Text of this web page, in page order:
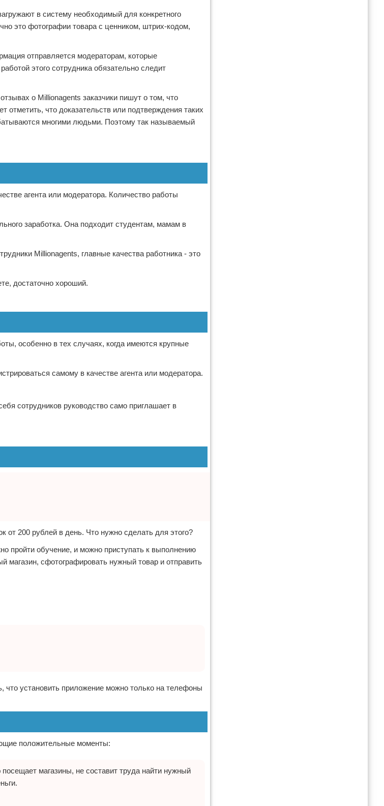
в систему необходимый для конкретного
это фотографии товара с ценником, штрих-кодом,
отправляется модераторам, которые
этого сотрудника обязательно следит
о Millionagents заказчики пишут о том, что
что доказательств или подтверждения таких
многими людьми. Поэтому так называемый
агента или модератора. Количество работы
заработка. Она подходит студентам, мамам в
Millionagents, главные качества работника - это
достаточно хороший.
особенно в тех случаях, когда имеются крупные
самому в качестве агента или модератора.
сотрудников руководство само приглашает в
от 200 рублей в день. Что нужно сделать для этого?
пройти обучение, и можно приступать к выполнению
магазин, сфотографировать нужный товар и отправить
установить приложение можно только на телефоны
положительные моменты:
магазины, не составит труда найти нужный